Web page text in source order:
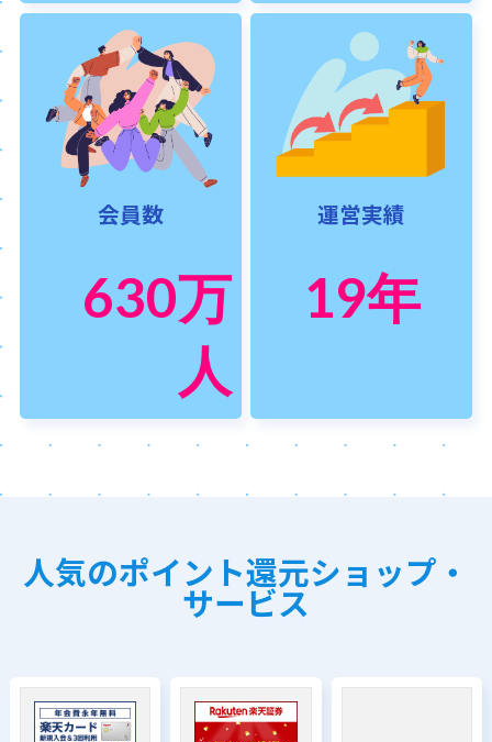
会員数
630万
人
運営実績
19年
人気のポイント還元ショップ・
サービス